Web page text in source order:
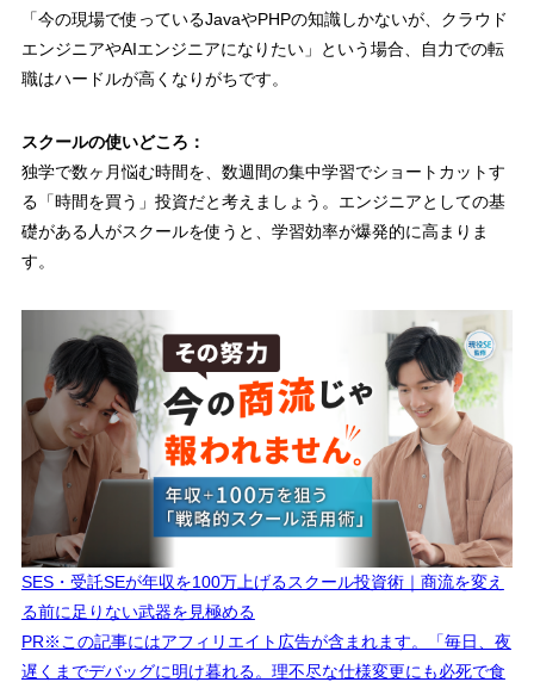
「今の現場で使っているJavaやPHPの知識しかないが、クラウド
エンジニアやAIエンジニアになりたい」という場合、自力での転
職はハードルが高くなりがちです。
スクールの使いどころ：
独学で数ヶ月悩む時間を、数週間の集中学習でショートカットす
る「時間を買う」投資だと考えましょう。エンジニアとしての基
礎がある人がスクールを使うと、学習効率が爆発的に高まりま
す。
SES・受託SEが年収を100万上げるスクール投資術｜商流を変え
る前に足りない武器を見極める
PR※この記事にはアフィリエイト広告が含まれます。「毎日、夜
遅くまでデバッグに明け暮れる。理不尽な仕様変更にも必死で食